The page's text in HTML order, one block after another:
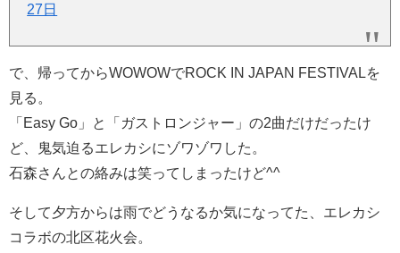
27日
で、帰ってからWOWOWでROCK IN JAPAN FESTIVALを
見る。
「Easy Go」と「ガストロンジャー」の2曲だけだったけ
ど、鬼気迫るエレカシにゾワゾワした。
石森さんとの絡みは笑ってしまったけど^^
そして夕方からは雨でどうなるか気になってた、エレカシ
コラボの北区花火会。